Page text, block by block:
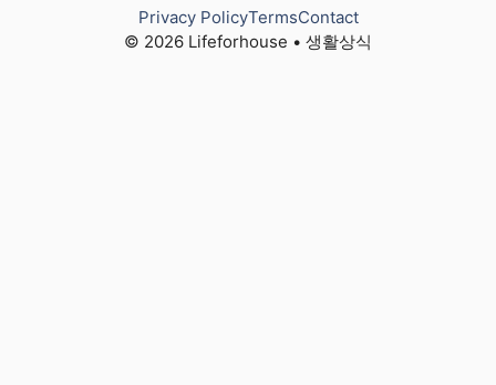
© 2026 Lifeforhouse • 생활상식
Privacy PolicyTermsContact